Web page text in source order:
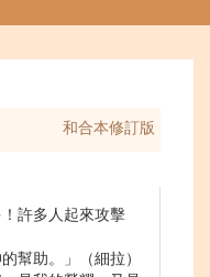
和合本修訂版
許多人起來攻擊
幫助。」（細拉）